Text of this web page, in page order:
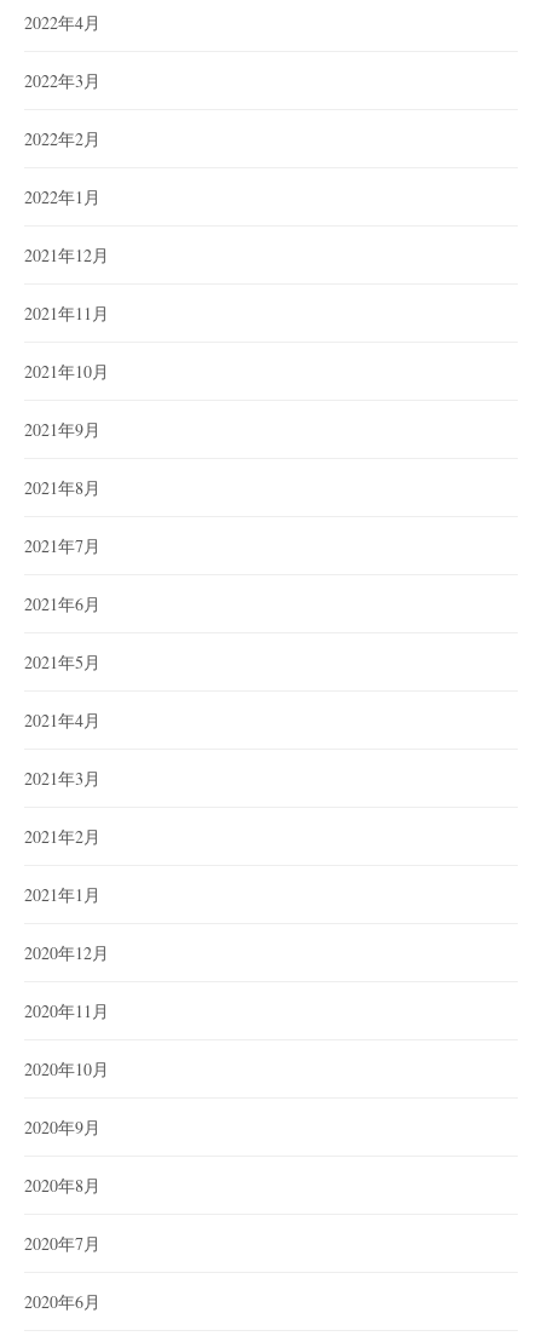
2022年4月
2022年3月
2022年2月
2022年1月
2021年12月
2021年11月
2021年10月
2021年9月
2021年8月
2021年7月
2021年6月
2021年5月
2021年4月
2021年3月
2021年2月
2021年1月
2020年12月
2020年11月
2020年10月
2020年9月
2020年8月
2020年7月
2020年6月